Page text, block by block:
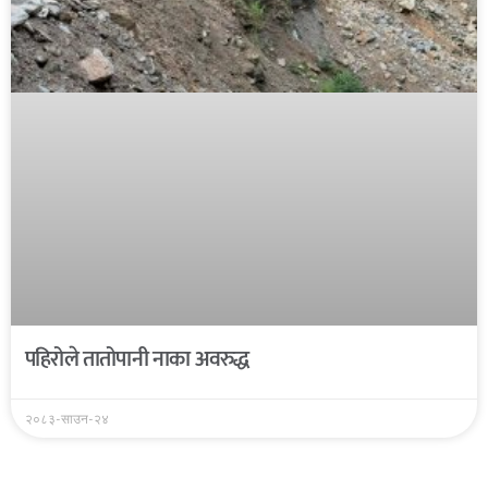
पहिरोले तातोपानी नाका अवरुद्ध
२०८३-साउन-२४